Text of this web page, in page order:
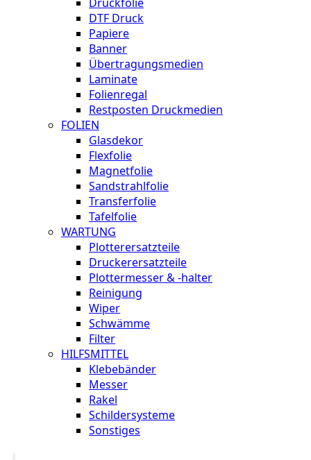
DTF Druck
Papiere
Banner
Übertragungsmedien
Laminate
Folienregal
Restposten Druckmedien
FOLIEN
Glasdekor
Flexfolie
Magnetfolie
Sandstrahlfolie
Transferfolie
Tafelfolie
WARTUNG
Plotterersatzteile
Druckerersatzteile
Plottermesser & -halter
Reinigung
Wiper
Schwämme
Filter
HILFSMITTEL
Klebebänder
Messer
Rakel
Schildersysteme
Sonstiges